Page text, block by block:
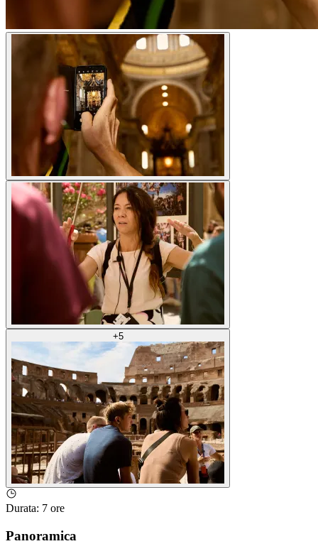
+5
Durata: 7 ore
Panoramica